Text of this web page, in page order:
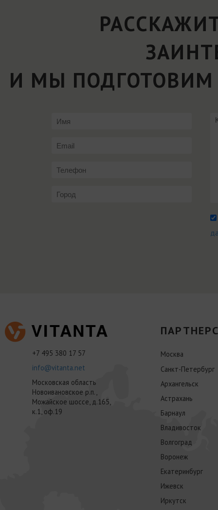
И МЫ ПОДГОТОВИМ
+7 495 380 17 57
info@vitanta.net
Московская область
Новоивановское р.п.,
Можайское шоссе, д.165,
к.1, оф.19
Москва
Санкт-Петербург
Архангельск
Астрахань
Барнаул
Владивосток
Волгоград
Воронеж
Екатеринбург
Ижевск
Иркутск